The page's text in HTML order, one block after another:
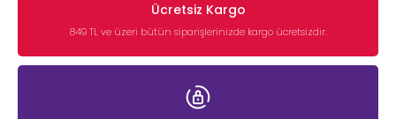
Ücretsiz Kargo
849 TL ve üzeri bütün siparişlerinizde kargo ücretsizdir.